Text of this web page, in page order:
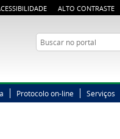
ALTO CONTRASTE
Busca
Protocolo on-line Serviços